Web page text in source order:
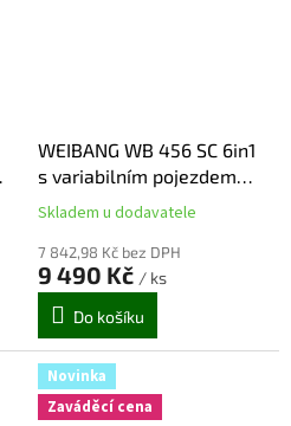
WEIBANG WB 456 SC 6in1
s variabilním pojezdem
RED LINE
Průměrné
produktu
je
5,0
5
hvězdiček.
Skladem u dodavatele
7 842,98 Kč bez DPH
9 490 Kč / ks
Do košíku
Novinka
Zaváděcí cena